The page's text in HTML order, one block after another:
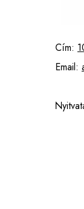
Cím:
Email: